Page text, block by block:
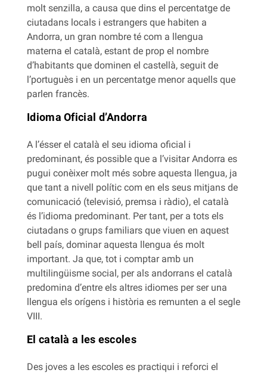
molt senzilla, a causa que dins el percentatge de
ciutadans locals i estrangers que habiten a
Andorra, un gran nombre té com a llengua
materna el català, estant de prop el nombre
d’habitants que dominen el castellà, seguit de
l’portuguès i en un percentatge menor aquells que
parlen francès.
Idioma Oficial d’Andorra
A l’ésser el català el seu idioma oficial i
predominant, és possible que a l’visitar Andorra es
pugui conèixer molt més sobre aquesta llengua, ja
que tant a nivell polític com en els seus mitjans de
comunicació (televisió, premsa i ràdio), el català
és l’idioma predominant. Per tant, per a tots els
ciutadans o grups familiars que viuen en aquest
bell país, dominar aquesta llengua és molt
important. Ja que, tot i comptar amb un
multilingüisme social, per als andorrans el català
predomina d’entre els altres idiomes per ser una
llengua els orígens i història es remunten a el segle
VIII.
El català a les escoles
Des joves a les escoles es practiqui i reforci el